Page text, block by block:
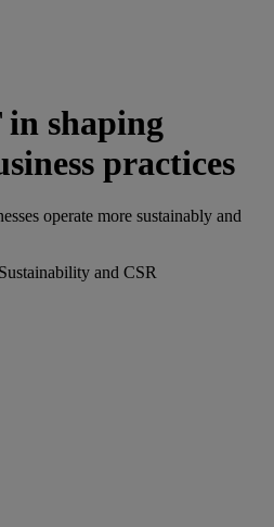
shaping
practices
operate more sustainably and
and CSR